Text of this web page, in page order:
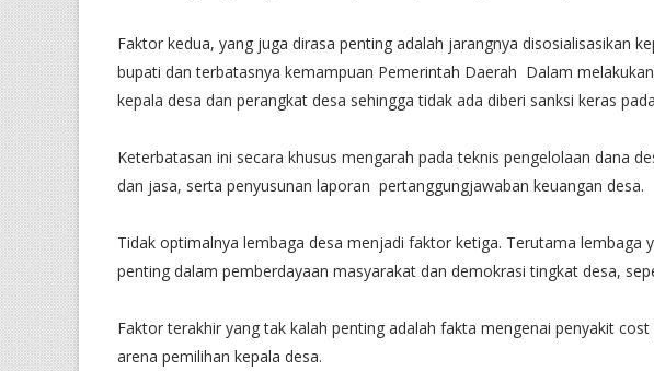
Faktor kedua, yang juga dirasa penting adalah jarangnya disosialisasikan
bupati dan terbatasnya kemampuan Pemerintah Daerah Dalam
kepala desa dan perangkat desa sehingga tidak ada diberi sanksi keras
Keterbatasan ini secara khusus mengarah pada teknis pengelolaan dana
dan jasa, serta penyusunan laporan pertanggungjawaban keuangan desa.
Tidak optimalnya lembaga desa menjadi faktor ketiga. Terutama lembaga
penting dalam pemberdayaan masyarakat dan demokrasi tingkat desa,
Faktor terakhir yang tak kalah penting adalah fakta mengenai penyakit
arena pemilihan kepala desa.